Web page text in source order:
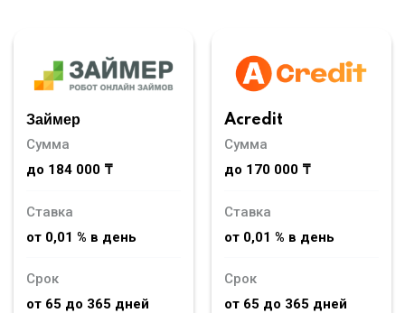
Займер
Сумма
до 184 000 ₸
Ставка
от 0,01 % в день
Срок
от 65 до 365 дней
Acredit
Сумма
до 170 000 ₸
Ставка
от 0,01 % в день
Срок
от 65 до 365 дней